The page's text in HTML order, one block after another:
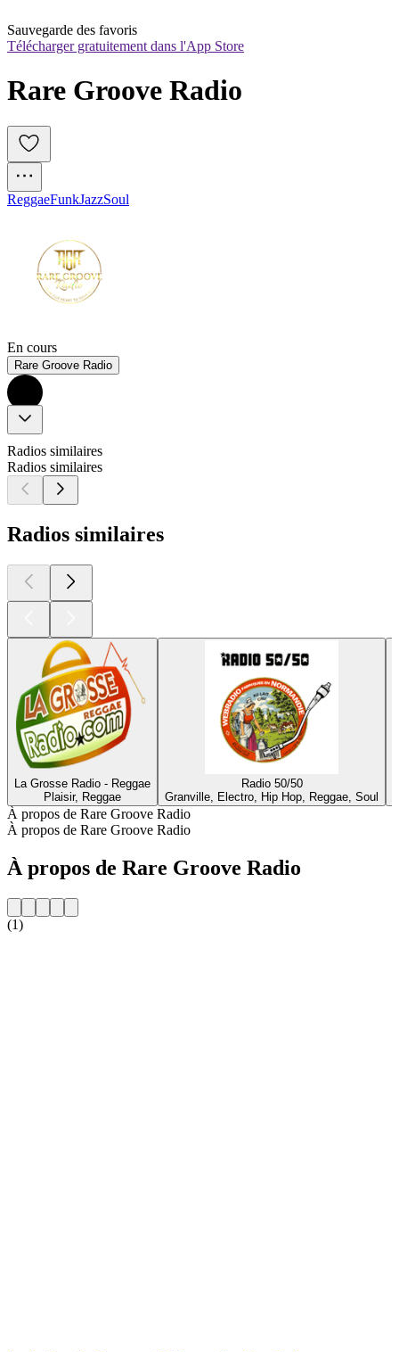
Sauvegarde des favoris
Télécharger gratuitement dans l'App Store
Rare Groove Radio
ReggaeFunkJazzSoul
En cours
Rare Groove Radio
Radios similaires
Radios similaires
Radios similaires
La Grosse Radio - Reggae
Plaisir, Reggae
Radio 50/50
Granville, Electro, Hip Hop, Reggae, Soul
À propos de Rare Groove Radio
À propos de Rare Groove Radio
À propos de Rare Groove Radio
(1)